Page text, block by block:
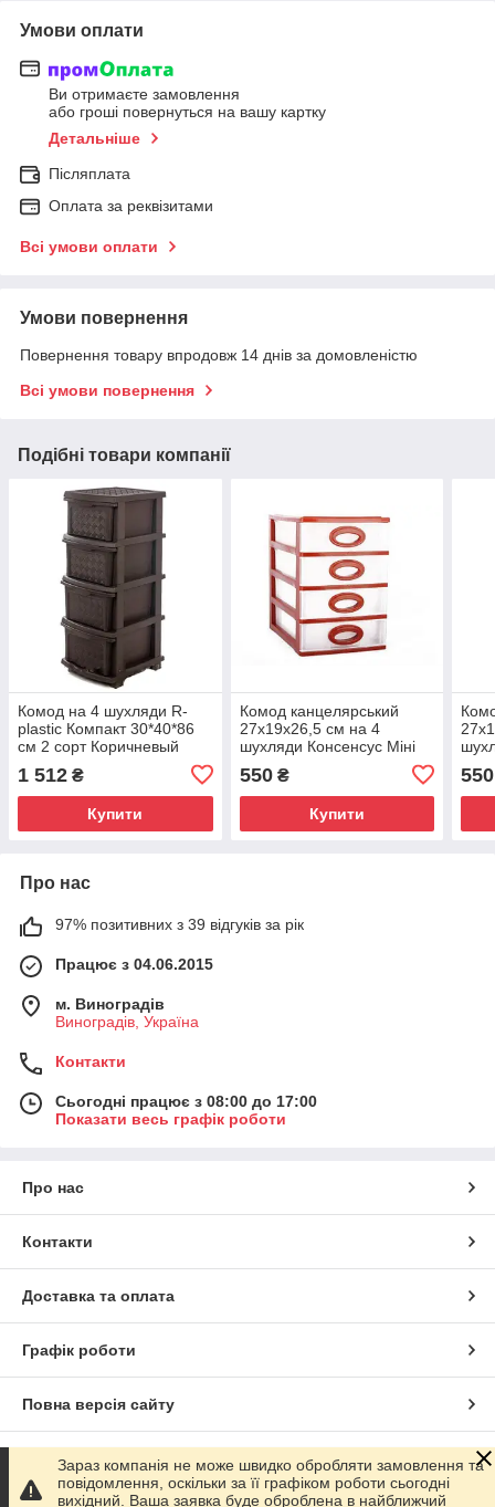
Умови оплати
Ви отримаєте замовлення
або гроші повернуться на вашу картку
Детальніше
Післяплата
Оплата за реквізитами
Всі умови оплати
Умови повернення
Повернення товару впродовж 14 днів за домовленістю
Всі умови повернення
Подібні товари компанії
Комод на 4 шухляди R-
plastic Компакт 30*40*86
см 2 сорт Коричневый
1 512 ₴
Купити
Комод канцелярський
27х19х26,5 см на 4
шухляди Консенсус Міні
550₴
Купити
550
Про нас
97% позитивних з 39 відгуків за рік
Працює з 04.06.2015
м. Виноградів
Виноградів, Україна
Контакти
Сьогодні працює з 08:00 до 17:00
Показати весь графік роботи
Про нас
Контакти
Доставка та оплата
Графік роботи
Повна версія сайту
Сайт створено на маркетплейсі Prom.ua
Зараз компанія не може швидко обробляти замовлення та
повідомлення, оскільки за її графіком роботи сьогодні
вихідний. Ваша заявка буде оброблена в найближчий